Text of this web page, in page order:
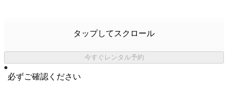
タップしてスクロール
今すぐレンタル予約
必ずご確認ください